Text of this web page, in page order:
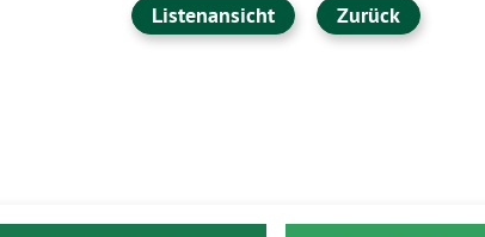
Listenansicht Zurück